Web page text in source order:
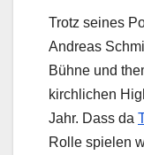
Trotz seines
Andreas
Bühne und
kirchlichen
Jahr. Dass da
Rolle spielen